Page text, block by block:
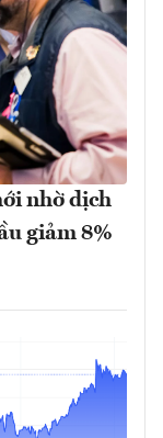
nhờ dịch
giảm 8%